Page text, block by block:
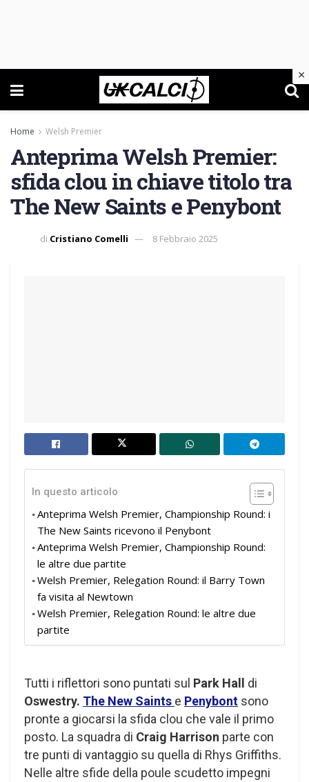
Home Welsh Premier
Anteprima Welsh Premier:
sfida clou in chiave titolo tra
The New Saints e Penybont
di Cristiano Comelli 8 Febbraio 2025
In questo articolo
Anteprima Welsh Premier, Championship Round: i
The New Saints ricevono il Penybont
Anteprima Welsh Premier, Championship Round:
le altre due partite
Welsh Premier, Relegation Round: il Barry Town
fa visita al Newtown
Welsh Premier, Relegation Round: le altre due
partite
Tutti i riflettori sono puntati sul Park Hall di
Oswestry. The New Saints e Penybont sono
pronte a giocarsi la sfida clou che vale il primo
posto. La squadra di Craig Harrison parte con
tre punti di vantaggio su quella di Rhys Griffiths.
Nelle altre sfide della poule scudetto impegni
×